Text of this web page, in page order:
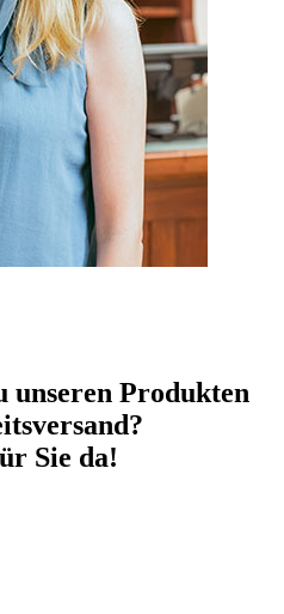
unseren Produkten
Sie da!